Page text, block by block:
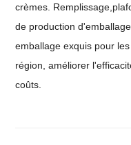
crèmes. Remplissage
de production
emballage exquis pour
région, améliorer
coûts.